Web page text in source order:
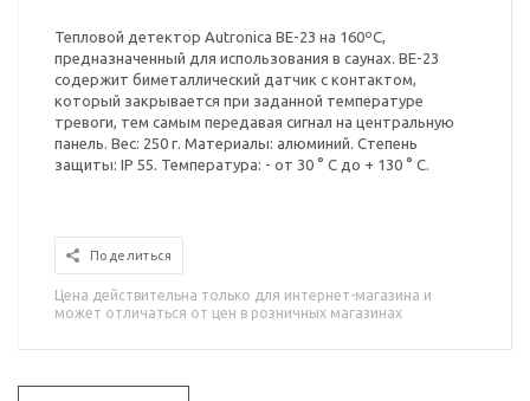
Тепловой детектор Autronica BE-23 на 160ºC,
предназначенный для использования в саунах. BE-23
содержит биметаллический датчик с контактом,
который закрывается при заданной температуре
тревоги, тем самым передавая сигнал на центральную
панель. Вес: 250 г. Материалы: алюминий. Степень
защиты: IP 55. Температура: - от 30 ° C до + 130 ° C.
Поделиться
Цена действительна только для интернет-магазина и
может отличаться от цен в розничных магазинах